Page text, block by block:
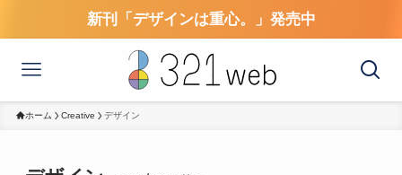
新刊「デザインは重心。」発売中
ホーム Creative デザイン